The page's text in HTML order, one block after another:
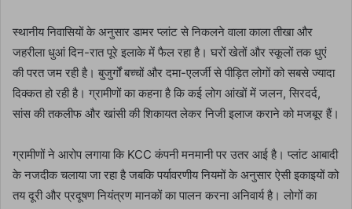
स्थानीय निवासियों के अनुसार डामर प्लांट से निकलने वाला काला तीखा और
जहरीला धुआं दिन-रात पूरे इलाके में फैल रहा है। घरों खेतों और स्कूलों तक धुएं
की परत जम रही है। बुजुर्गों बच्चों और दमा-एलर्जी से पीड़ित लोगों को सबसे ज्यादा
दिक्कत हो रही है। ग्रामीणों का कहना है कि कई लोग आंखों में जलन, सिरदर्द,
सांस की तकलीफ और खांसी की शिकायत लेकर निजी इलाज कराने को मजबूर हैं।
ग्रामीणों ने आरोप लगाया कि KCC कंपनी मनमानी पर उतर आई है। प्लांट आबादी
के नजदीक चलाया जा रहा है जबकि पर्यावरणीय नियमों के अनुसार ऐसी इकाइयों को
तय दूरी और प्रदूषण नियंत्रण मानकों का पालन करना अनिवार्य है। लोगों का